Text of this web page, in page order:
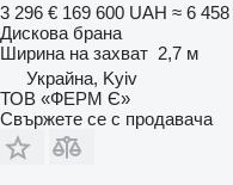
3 296 € 169 600 UAH ≈ 6 458
Дискова брана
Ширина на захват 2,7 м
Украйна, Kyiv
ТОВ «ФЕРМ Є»
Свържете се с продавача